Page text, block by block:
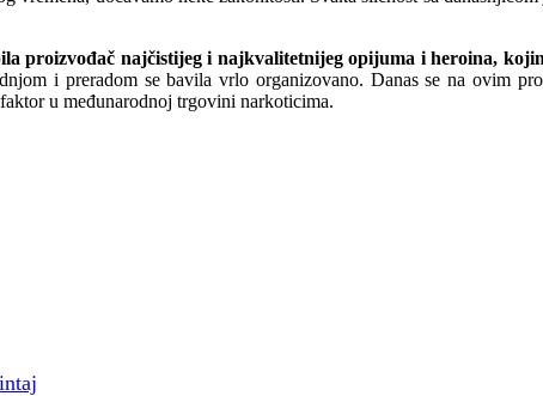
proizvođač najčistijeg i najkvalitetnijeg opijuma i heroina,
i preradom se bavila vrlo organizovano. Danas se na ovim
u međunarodnoj trgovini narkoticima.